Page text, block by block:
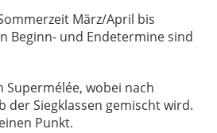
März/April bis
Beginn- und Endetermine sind
Supermélée, wobei nach
der Siegklassen gemischt wird.
Punkt.